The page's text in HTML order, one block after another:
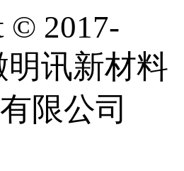
© 2017-
明讯新材料
限公司